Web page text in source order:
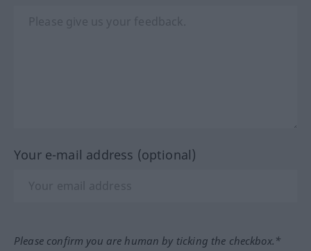
Your e-mail address (optional)
Please confirm you are human by ticking the checkbox.*